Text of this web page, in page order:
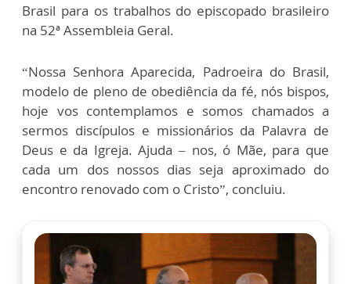
Brasil para os trabalhos do episcopado brasileiro
na 52ª Assembleia Geral.
“Nossa Senhora Aparecida, Padroeira do Brasil,
modelo de pleno de obediência da fé, nós bispos,
hoje vos contemplamos e somos chamados a
sermos discípulos e missionários da Palavra de
Deus e da Igreja. Ajuda – nos, ó Mãe, para que
cada um dos nossos dias seja aproximado do
encontro renovado com o Cristo”, concluiu.